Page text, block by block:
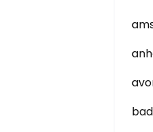
bad